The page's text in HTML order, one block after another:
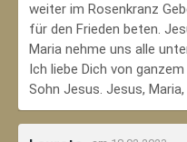
weiter im Rosenkranz
für den Frieden beten.
Maria nehme uns alle
Ich liebe Dich von
Sohn Jesus. Jesus,